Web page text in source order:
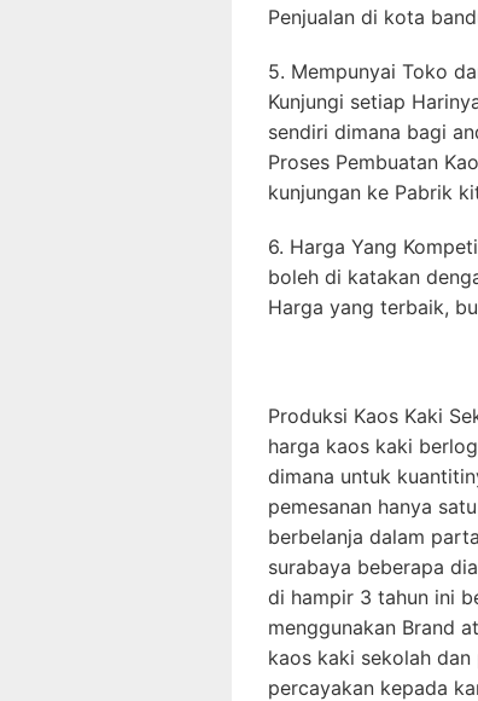
Penjualan di kota
5. Mempunyai Toko
Kunjungi setiap
sendiri dimana bagi
Proses Pembuatan
kunjungan ke Pabrik
6. Harga Yang
boleh di katakan
Harga yang terbaik,
Produksi Kaos Kaki
harga kaos kaki
dimana untuk
pemesanan hanya
berbelanja dalam
surabaya beberapa
di hampir 3 tahun ini
menggunakan Brand
kaos kaki sekolah
percayakan kepada